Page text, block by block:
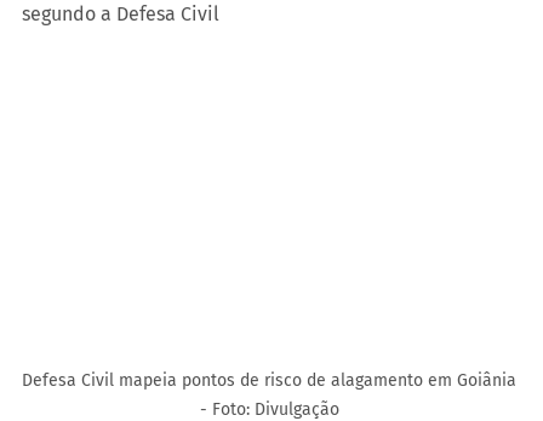
segundo a Defesa Civil
Defesa Civil mapeia pontos de risco de alagamento em Goiânia
- Foto: Divulgação